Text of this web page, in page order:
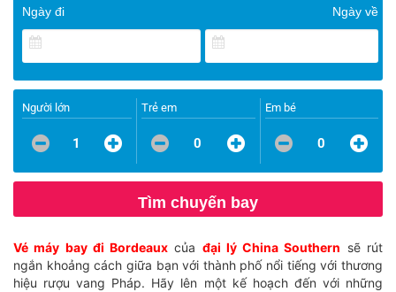
Ngày đi Ngày về
Người lớn
1
Trẻ em
0
Em bé
0
Tìm chuyến bay
Vé máy bay đi Bordeaux của đại lý China Southern sẽ rút
ngắn khoảng cách giữa bạn với thành phố nổi tiếng với thương
hiệu rượu vang Pháp. Hãy lên một kế hoạch đến với những